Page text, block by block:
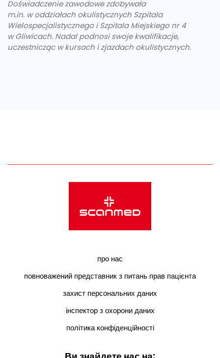
Doświadczenie zawodowe zdobywała
m.in. w oddziałach okulistycznych Szpitala
Wielospecjalistycznego i Szpitala Miejskiego nr 4
w Gliwicach. Nadal podnosi swoje kwalifikacje,
uczestnicząc w kursach i zjazdach okulistycznych.
про нас
повноважений представник з питань прав пацієнта
захист персональних даних
інспектор з охорони даних
політика конфіденційності